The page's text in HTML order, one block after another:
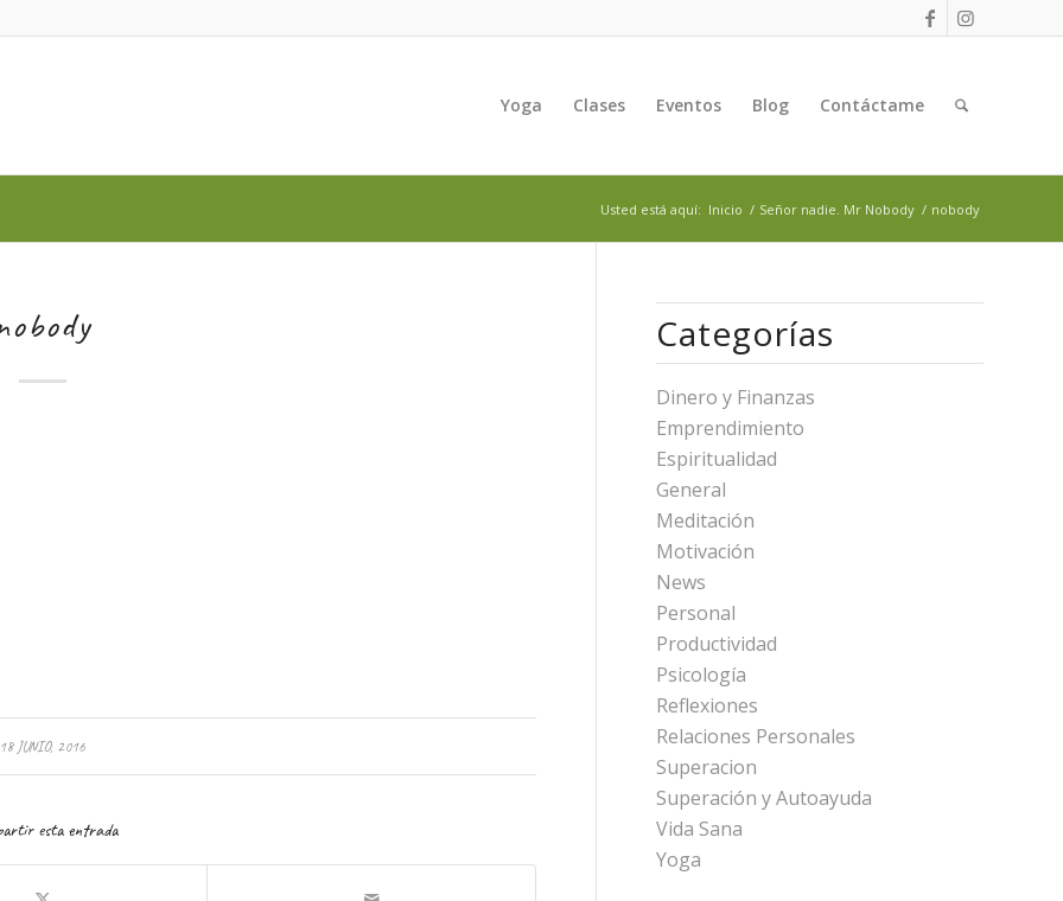
Yoga Clases Eventos Blog Contáctame
Usted está aquí: Inicio / Señor nadie. Mr Nobody / nobody
18 JUNIO, 2016
esta entrada
Categorías
Dinero y Finanzas
Emprendimiento
Espiritualidad
General
Meditación
Motivación
News
Personal
Productividad
Psicología
Reflexiones
Relaciones Personales
Superacion
Superación y Autoayuda
Vida Sana
Yoga